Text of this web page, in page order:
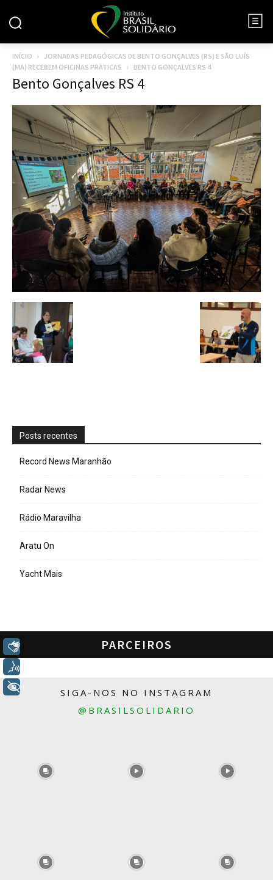
INÍCIO
JORNADAS PEDAGÓGICAS DE BENTO GONÇALVES (RS) E SÃO LUÍS
(MA) RECEBEM OFICINAS PRÁTICAS
BENTO GONÇALVES RS 4
Bento Gonçalves RS 4
Posts recentes
Record News Maranhão
Radar News
Rádio Maravilha
Aratu On
Yacht Mais
PARCEIROS
SIGA-NOS NO INSTAGRAM
@BRASILSOLIDARIO
+ Acessibilidade